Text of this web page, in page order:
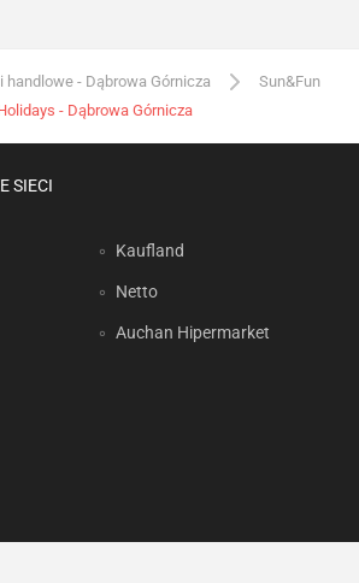
handlowe - Dąbrowa Górnicza
Sun&Fun
- Dąbrowa Górnicza
SIECI
Kaufland
Netto
Auchan Hipermarket